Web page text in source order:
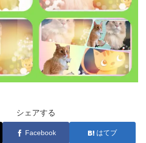
シェアする
Facebook はてブ